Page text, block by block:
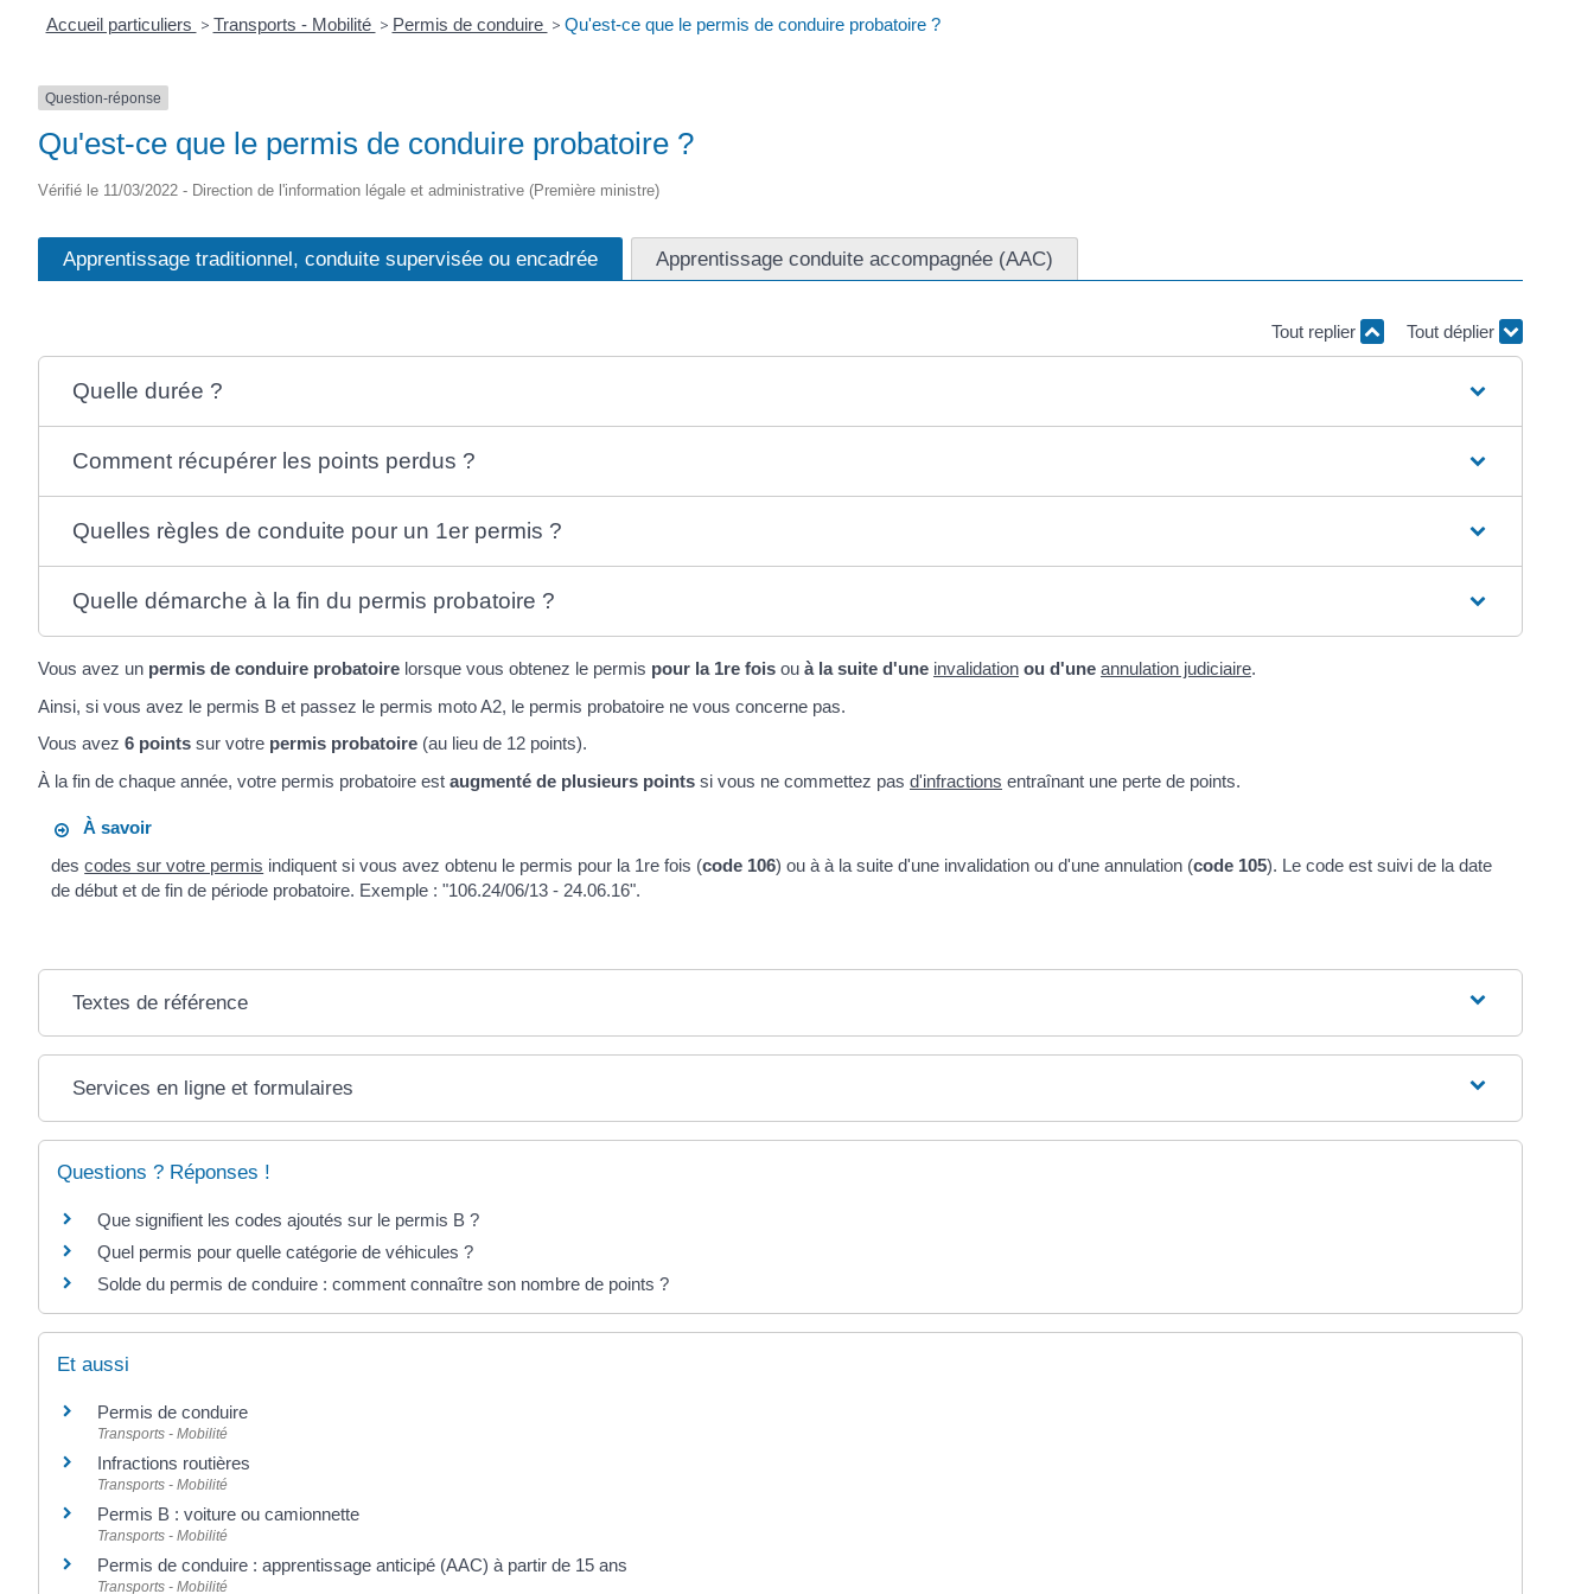
Accueil particuliers > Transports - Mobilité > Permis de conduire > Qu'est-ce que le permis de conduire probatoire ?
Question-réponse
Qu'est-ce que le permis de conduire probatoire ?
Vérifié le 11/03/2022 - Direction de l'information légale et administrative (Première ministre)
Apprentissage traditionnel, conduite supervisée ou encadrée Apprentissage conduite accompagnée (AAC)
Tout replier Tout déplier
Quelle durée ?
Comment récupérer les points perdus ?
Quelles règles de conduite pour un 1er permis ?
Quelle démarche à la fin du permis probatoire ?
Vous avez un permis de conduire probatoire lorsque vous obtenez le permis pour la 1re fois ou à la suite d'une invalidation ou d'une annulation judiciaire.
Ainsi, si vous avez le permis B et passez le permis moto A2, le permis probatoire ne vous concerne pas.
Vous avez 6 points sur votre permis probatoire (au lieu de 12 points).
À la fin de chaque année, votre permis probatoire est augmenté de plusieurs points si vous ne commettez pas d'infractions entraînant une perte de points.
À savoir
descodes sur votre permis indiquent si vous avez obtenu le permis pour la 1re fois (code 106) ou à à la suite d'une invalidation ou d'une annulation (code 105). Le code est suivi de la date
de début et de fin de période probatoire. Exemple : "106.24/06/13 - 24.06.16".
Textes de référence
Services en ligne et formulaires
Questions ? Réponses !
Que signifient les codes ajoutés sur le permis B ?
Quel permis pour quelle catégorie de véhicules ?
Solde du permis de conduire : comment connaître son nombre de points ?
Et aussi
Permis de conduire
Transports - Mobilité
Infractions routières
Transports - Mobilité
Permis B : voiture ou camionnette
Transports - Mobilité
Permis de conduire : apprentissage anticipé (AAC) à partir de 15 ans
Transports - Mobilité